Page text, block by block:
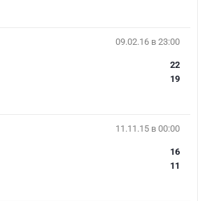
09.02.16 в 23:00
22
19
11.11.15 в 00:00
16
11